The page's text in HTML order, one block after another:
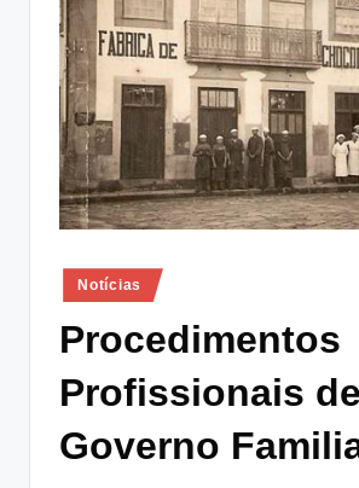
Posted
in
Notícias
Procedimentos
Profissionais de
Governo